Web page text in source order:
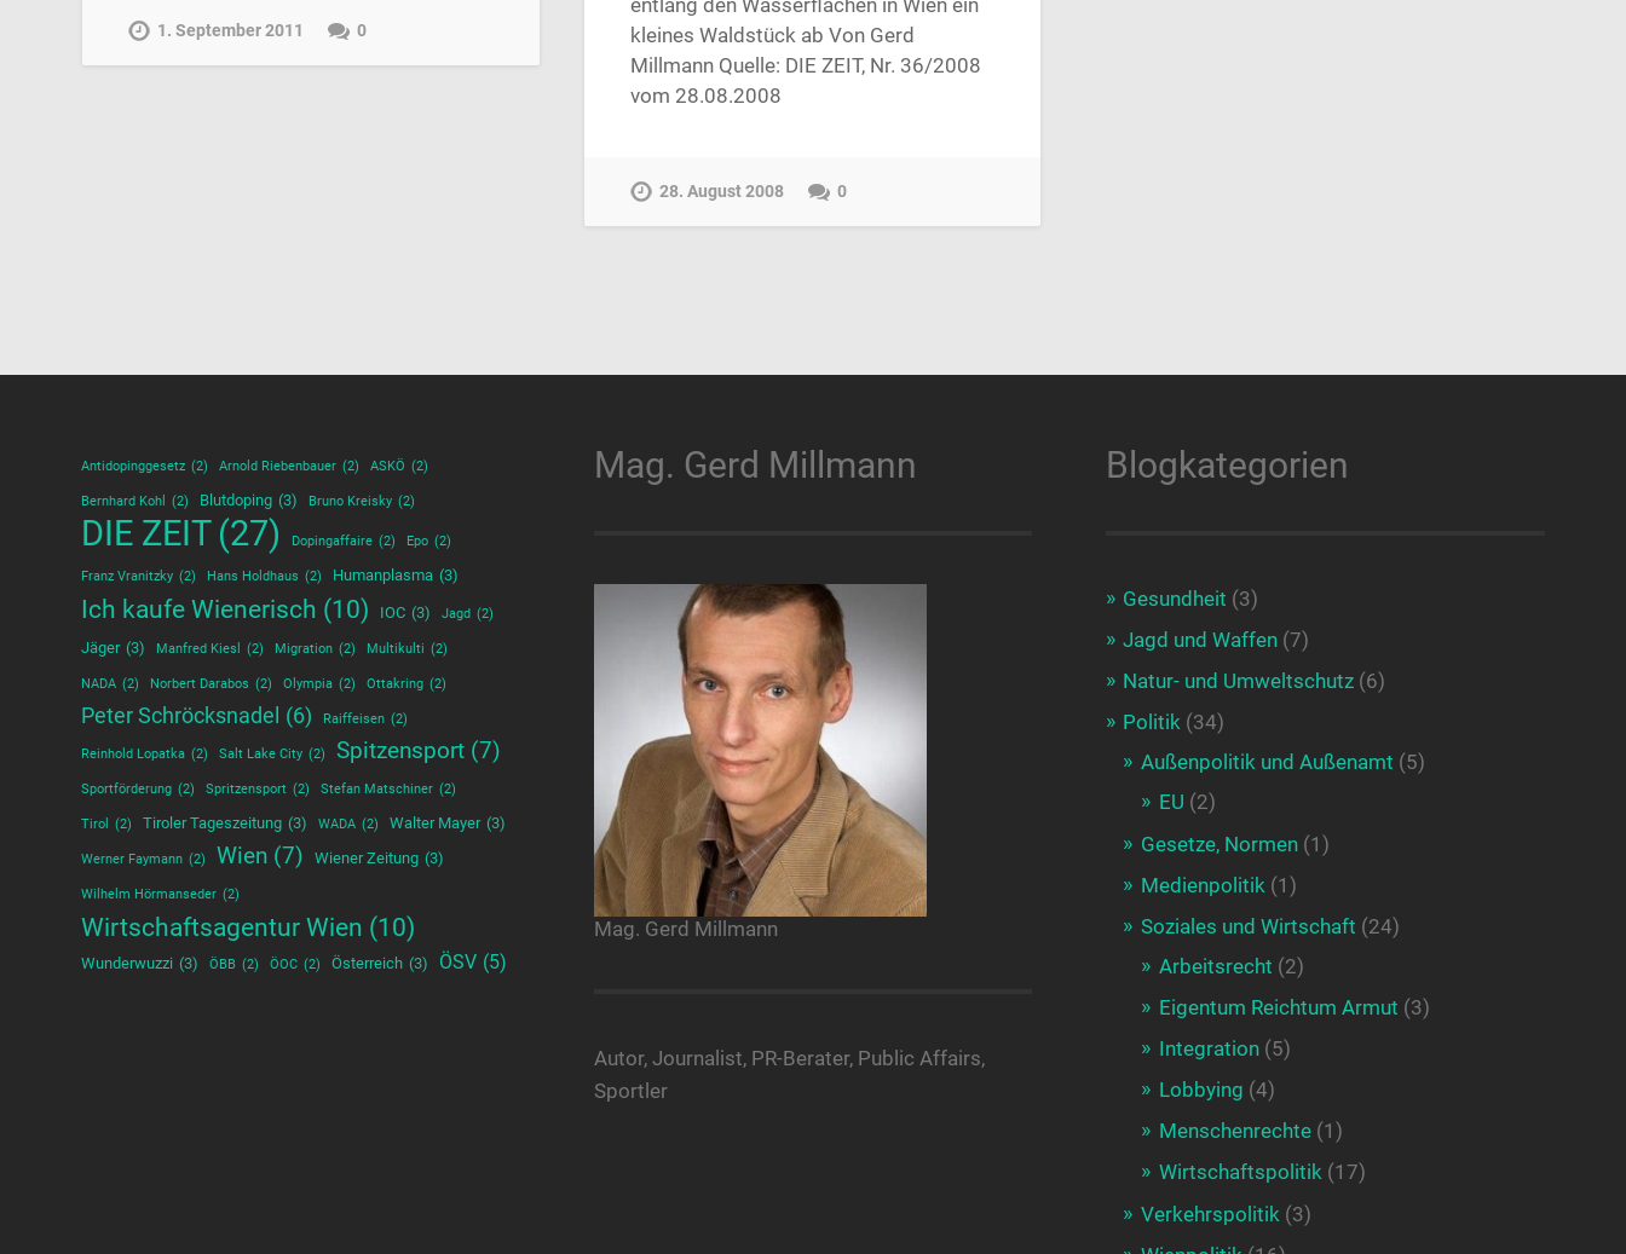
1. September 2011 0
kleines Waldstück ab Von Gerd
Millmann Quelle: DIE ZEIT, Nr. 36/2008
vom 28.08.2008
28. August 2008 0
Antidopinggesetz (2) Arnold Riebenbauer (2) ASKÖ (2)
Bernhard Kohl (2) Blutdoping (3) Bruno Kreisky (2)
DIE ZEIT (27) Dopingaffaire (2) Epo (2)
Franz Vranitzky (2) Hans Holdhaus (2) Humanplasma (3)
Ich kaufe Wienerisch (10) IOC (3) Jagd (2)
Jäger (3) Manfred Kiesl (2) Migration (2) Multikulti (2)
NADA (2) Norbert Darabos (2) Olympia (2) Ottakring (2)
Peter Schröcksnadel (6) Raiffeisen (2)
Reinhold Lopatka (2) Salt Lake City (2) Spitzensport (7)
Sportförderung (2) Spritzensport (2) Stefan Matschiner (2)
Tirol (2) Tiroler Tageszeitung (3) WADA (2) Walter Mayer (3)
Werner Faymann (2) Wien (7) Wiener Zeitung (3)
Wilhelm Hörmanseder (2)
Wirtschaftsagentur Wien (10)
Wunderwuzzi (3) ÖBB (2) ÖOC (2) Österreich (3) ÖSV (5)
Mag. Gerd Millmann
Mag. Gerd Millmann
Autor, Journalist, PR-Berater, Public Affairs,
Sportler
Blogkategorien
Gesundheit (3)
Jagd und Waffen(7)
Natur- und Umweltschutz(6)
Politik (34)
Außenpolitik und Außenamt (5)
EU (2)
Gesetze, Normen(1)
Medienpolitik (1)
Soziales und Wirtschaft (24)
Arbeitsrecht (2)
Eigentum Reichtum Armut (3)
Integration(5)
Lobbying (4)
Menschenrechte(1)
Wirtschaftspolitik (17)
Verkehrspolitik (3)